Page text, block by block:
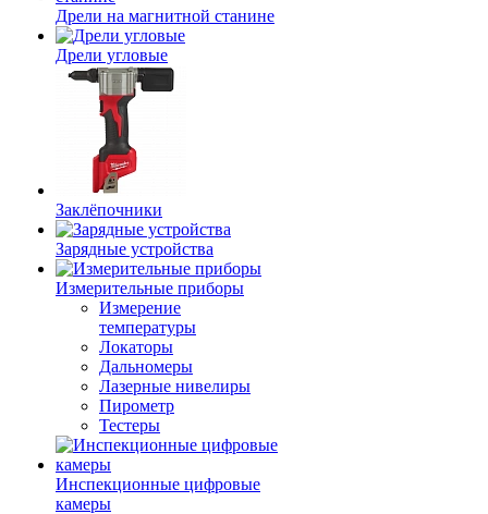
Дрели на магнитной станине
Дрели угловые
Заклёпочники
Зарядные устройства
Измерительные приборы
Измерение
температуры
Локаторы
Дальномеры
Лазерные нивелиры
Пирометр
Тестеры
Инспекционные цифровые
камеры